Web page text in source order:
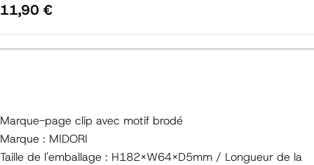
Prix
régulier
11,90 €
Marque-page clip avec motif brodé
Marque : MIDORI
Taille de l'emballage : H182×W64×D5mm / Longueur de la